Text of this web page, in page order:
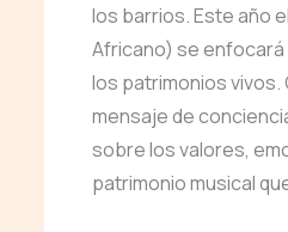
los barrios. Este año
Africano) se enfocará
los patrimonios vivos.
mensaje de
sobre los valores,
patrimonio musical